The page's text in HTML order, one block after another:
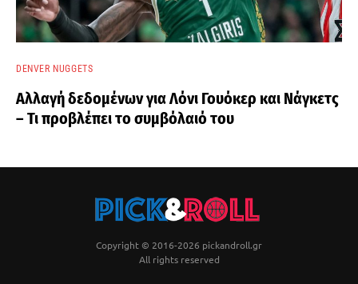
DENVER NUGGETS
Αλλαγή δεδομένων για Λόνι Γουόκερ και Νάγκετς
– Τι προβλέπει το συμβόλαιό του
Copyright © 2016-2026 pickandroll.gr
All rights reserved